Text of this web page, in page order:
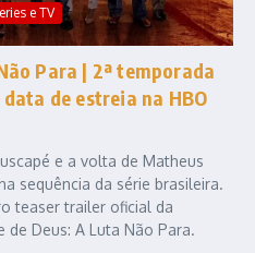
e TV
Para | 2ª temporada
de estreia na HBO
e a volta de Matheus
sequência da série brasileira.
teaser trailer oficial da
de Deus: A Luta Não Para.